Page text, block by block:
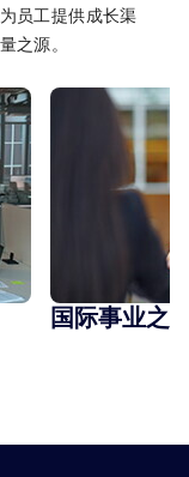
员工提供成长渠
之源。
国际事业之